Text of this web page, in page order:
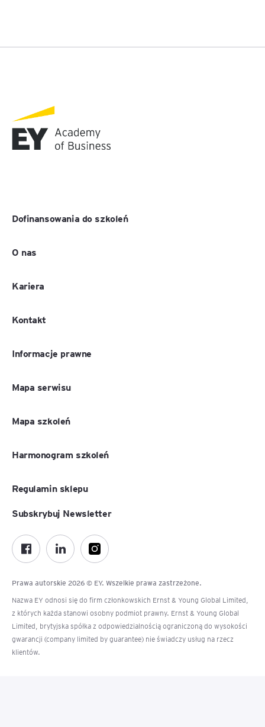
Dofinansowania do szkoleń
O nas
Kariera
Kontakt
Informacje prawne
Mapa serwisu
Mapa szkoleń
Harmonogram szkoleń
Regulamin sklepu
Prawa autorskie 2026 © EY. Wszelkie prawa zastrzeżone.
Nazwa EY odnosi się do firm członkowskich Ernst & Young Global Limited,
z których każda stanowi osobny podmiot prawny. Ernst & Young Global
Limited, brytyjska spółka z odpowiedzialnością ograniczoną do wysokości
gwarancji (company limited by guarantee) nie świadczy usług na rzecz
klientów.
Subskrybuj Newsletter